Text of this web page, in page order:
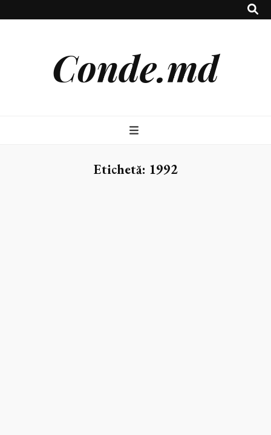
Conde.md
Etichetă: 1992